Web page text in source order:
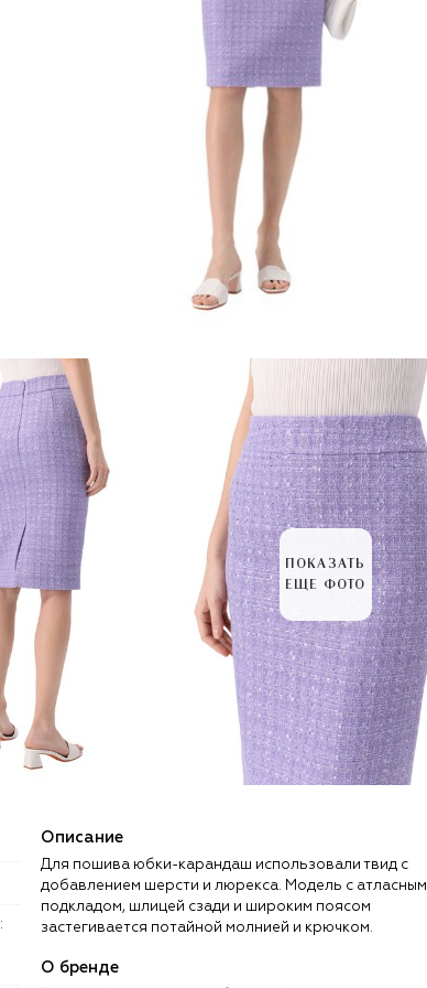
ПОКАЗАТЬ
ЕЩЕ ФОТО
Описание
Для пошива юбки-карандаш использовали твид с
добавлением шерсти и люрекса. Модель с атласным
подкладом, шлицей сзади и широким поясом
застегивается потайной молнией и крючком.
О бренде